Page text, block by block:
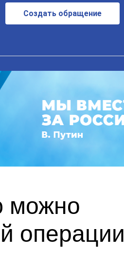
Создать обращение
можно
операции